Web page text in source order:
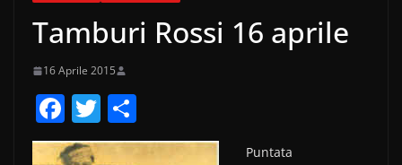
Tamburi Rossi 16 aprile
16 Aprile 2015
F
a
T
w o
Puntata